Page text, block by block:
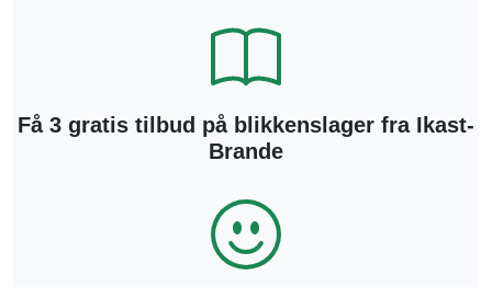
Få 3 gratis tilbud på blikkenslager fra Ikast-
Brande